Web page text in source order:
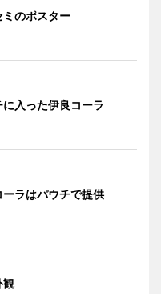
のポスター
入った伊良コーラ
ラはパウチで提供
観